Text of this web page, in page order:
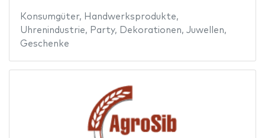
Konsumgüter, Handwerksprodukte,
Uhrenindustrie, Party, Dekorationen, Juwellen,
Geschenke